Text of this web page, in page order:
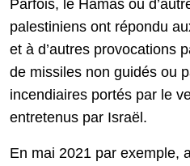
Parfois, le Hamas ou
palestiniens ont répondu
et à d’autres provocations
de missiles non guidés ou
incendiaires portés par le
entretenus par Israël.
En mai 2021 par exemple,